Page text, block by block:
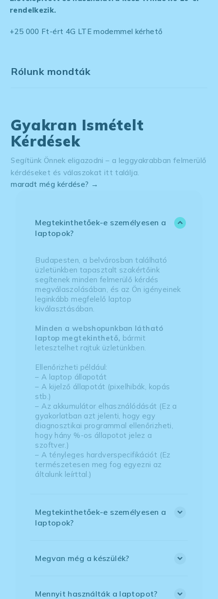
rendelkezik.
+25 000 Ft-ért 4G LTE modemmel kérhető
Rólunk mondták
Gyakran Ismételt
Kérdések
Segítünk Önnek eligazodni – a leggyakrabban felmerülő
kérdéseket és válaszokat itt találja.
maradt még kérdése? →
Megtekinthetőek-e személyesen a
laptopok?
Budapesten, a belvárosban található
üzletünkben tapasztalt szakértőink
segítenek minden felmerülő kérdés
megválaszolásában, és az Ön igényeinek
leginkább megfelelő laptop
kiválasztásában.
Minden a webshopunkban látható
laptop megtekinthető, bármit
letesztelhet rajtuk üzletünkben.
Ellenőrizheti például:
– A laptop állapotát
– A kijelző állapotát (pixelhibák, kopás
stb.)
– Az akkumulátor elhasználódását (Ez a
gyakorlatban azt jelenti, hogy egy
diagnosztikai programmal ellenőrizheti,
hogy hány %-os állapotot jelez a
szoftver.)
– A tényleges hardverspecifikációt (Ez
természetesen meg fog egyezni az
általunk leírttal.)
Megtekinthetőek-e személyesen a
laptopok?
Megvan még a készülék?
Mennyit használták a laptopot?